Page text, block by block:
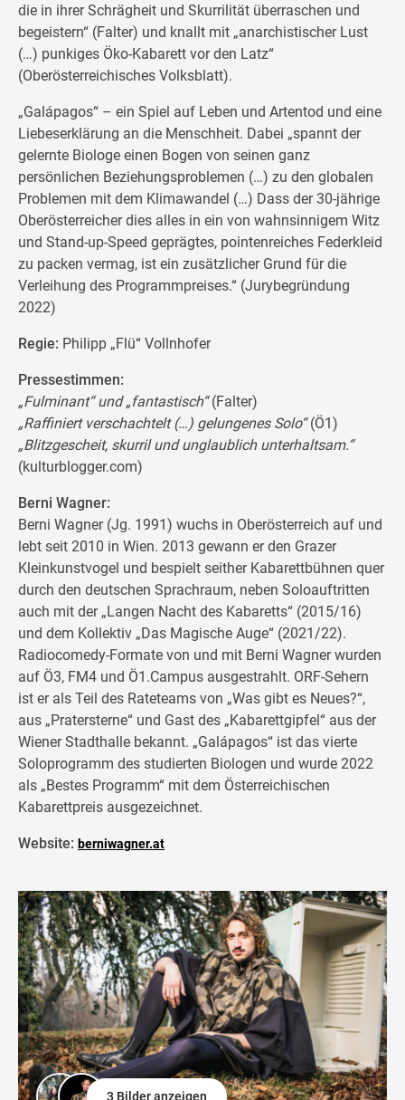
die in ihrer Schrägheit und Skurrilität überraschen und
begeistern“ (Falter) und knallt mit „anarchistischer Lust
(…) punkiges Öko-Kabarett vor den Latz“
(Oberösterreichisches Volksblatt).
„Galápagos“ – ein Spiel auf Leben und Artentod und eine
Liebeserklärung an die Menschheit. Dabei „spannt der
gelernte Biologe einen Bogen von seinen ganz
persönlichen Beziehungsproblemen (…) zu den globalen
Problemen mit dem Klimawandel (…) Dass der 30-jährige
Oberösterreicher dies alles in ein von wahnsinnigem Witz
und Stand-up-Speed geprägtes, pointenreiches Federkleid
zu packen vermag, ist ein zusätzlicher Grund für die
Verleihung des Programmpreises.“ (Jurybegründung
2022)
Regie: Philipp „Flü“ Vollnhofer
Pressestimmen:
„Fulminant“ und „fantastisch“(Falter)
„Raffiniert verschachtelt (…) gelungenes Solo“(Ö1)
„Blitzgescheit, skurril und unglaublich unterhaltsam.“
(kulturblogger.com)
Berni Wagner:
Berni Wagner (Jg. 1991) wuchs in Oberösterreich auf und
lebt seit 2010 in Wien. 2013 gewann er den Grazer
Kleinkunstvogel und bespielt seither Kabarettbühnen quer
durch den deutschen Sprachraum, neben Soloauftritten
auch mit der „Langen Nacht des Kabaretts“ (2015/16)
und dem Kollektiv „Das Magische Auge“ (2021/22).
Radiocomedy-Formate von und mit Berni Wagner wurden
auf Ö3, FM4 und Ö1.Campus ausgestrahlt. ORF-Sehern
ist er als Teil des Rateteams von „Was gibt es Neues?“,
aus „Pratersterne“ und Gast des „Kabarettgipfel“ aus der
Wiener Stadthalle bekannt. „Galápagos“ ist das vierte
Soloprogramm des studierten Biologen und wurde 2022
als „Bestes Programm“ mit dem Österreichischen
Kabarettpreis ausgezeichnet.
Website: berniwagner.at
3 Bilder anzeigen